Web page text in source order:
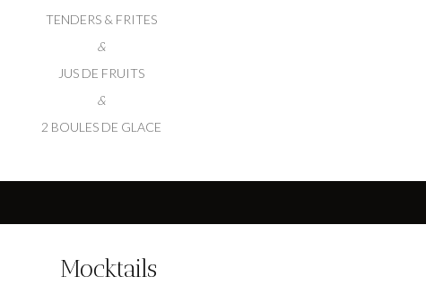
TENDERS & FRITES
&
JUS DE FRUITS
&
2 BOULES DE GLACE
Mocktails